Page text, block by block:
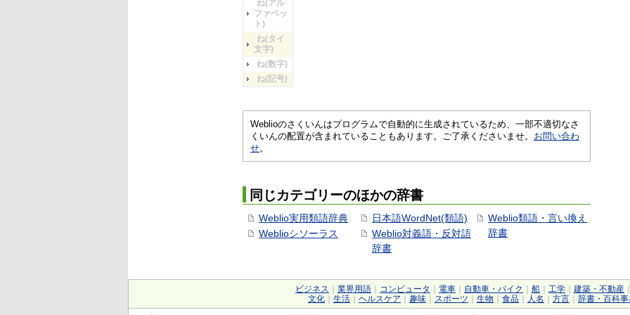
ね(アル
ファベッ
ト)
ね(タイ
文字)
ね(数字)
ね(記号)
Weblioのさくいんはプログラムで自動的に生成されているため、一部不適切なさ
くいんの配置が含まれていることもあります。ご了承くださいませ。 お問い合わ
せ。
同じカテゴリーのほかの辞書
Weblio実用類語辞典
Weblioシソーラス
日本語WordNet(類語)
Weblio対義語・反対語
辞書
Weblio類語・言い換え
辞書
ビジネス 業界用語 コンピュータ 電車 自動車・バイク 船 工学 建築・不動産
文化
生活 ヘルスケア 趣味 スポーツ 生物 食品 人名 方言 辞書・百科事